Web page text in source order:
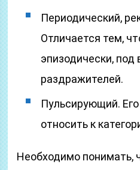
Периодический,
Отличается тем,
эпизодически,
раздражителей.
Пульсирующий.
относить к
Необходимо понимать,